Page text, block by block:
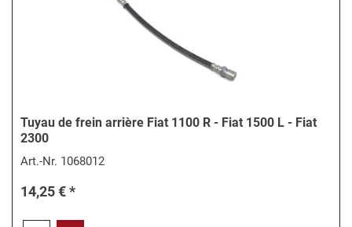
Tuyau de frein arrière Fiat 1100 R - Fiat 1500 L - Fiat
2300
Art.-Nr. 1068012
14,25 € *